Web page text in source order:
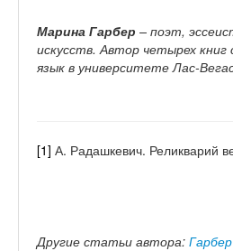
Марина Гарбер – поэт,
искусств. Автор четырех
язык в университете Лас-
[1] А. Радашкевич. Реликварий
Другие статьи автора: